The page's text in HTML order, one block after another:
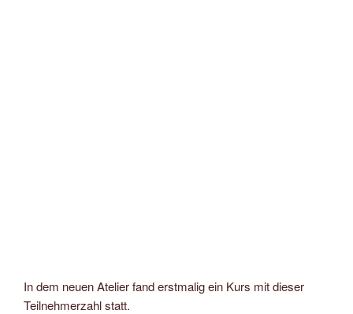
In dem neuen Atelier fand erstmalig ein Kurs mit dieser
Teilnehmerzahl statt.